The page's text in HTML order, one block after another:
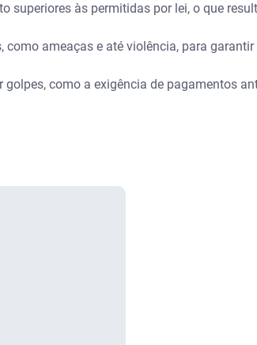
superiores às permitidas por lei, o que
ameaças e até violência, para
como a exigência de pagamentos